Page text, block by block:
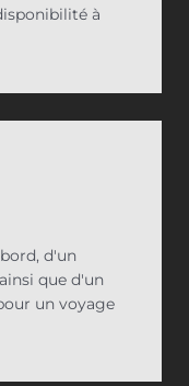
à
d'un
que d'un
un voyage